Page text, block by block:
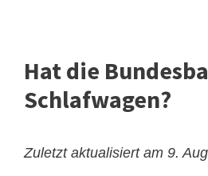
Hat die
Schlafwagen?
Zuletzt aktualisiert am 9.